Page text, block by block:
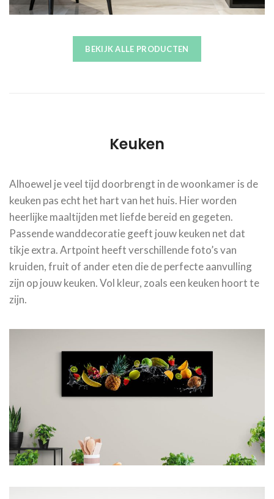
BEKIJK ALLE PRODUCTEN
Keuken
Alhoewel je veel tijd doorbrengt in de woonkamer is de
keuken pas echt het hart van het huis. Hier worden
heerlijke maaltijden met liefde bereid en gegeten.
Passende wanddecoratie geeft jouw keuken net dat
tikje extra. Artpoint heeft verschillende foto’s van
kruiden, fruit of ander eten die de perfecte aanvulling
zijn op jouw keuken. Vol kleur, zoals een keuken hoort te
zijn.